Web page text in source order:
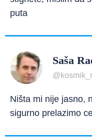
puta
Saša
Ništa mi nije jasno,
sigurno prelazimo